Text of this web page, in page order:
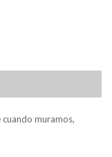
muramos,